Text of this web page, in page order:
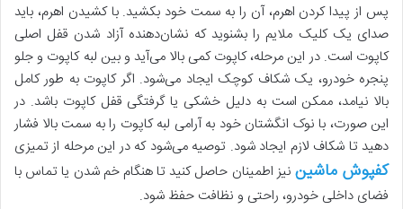
پس از پیدا کردن اهرم، آن را به سمت خود بکشید. با کشیدن اهرم، باید
صدای یک کلیک ملایم را بشنوید که نشان‌دهنده آزاد شدن قفل اصلی
کاپوت است. در این مرحله، کاپوت کمی بالا می‌آید و بین لبه کاپوت و جلو
پنجره خودرو، یک شکاف کوچک ایجاد می‌شود. اگر کاپوت به طور کامل
بالا نیامد، ممکن است به دلیل خشکی یا گرفتگی قفل کاپوت باشد. در
این صورت، با نوک انگشتان خود به آرامی لبه کاپوت را به سمت بالا فشار
دهید تا شکاف لازم ایجاد شود. توصیه می‌شود که در این مرحله از تمیزی
کفپوش ماشین نیز اطمینان حاصل کنید تا هنگام خم شدن یا تماس با
فضای داخلی خودرو، راحتی و نظافت حفظ شود.